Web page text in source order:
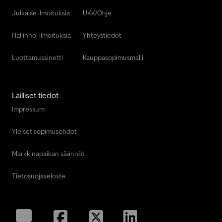
Still Rx 50-15
Julkaise ilmoituksia
Hallinnoi ilmoituksia
Luottamussinetti
UKK/Ohje
Yhteystiedot
Kauppasopimusmalli
Lailliset tiedot
Impressum
Yleiset sopimusehdot
Markkinapaikan säännöt
Tietosuojaseloste